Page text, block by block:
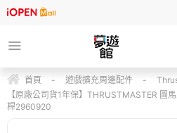
首頁 - 遊戲擴充周邊配件 -
【原廠公司貨1年保】THRUSTMASTER 圖
桿2960920